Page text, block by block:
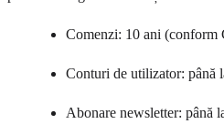
Comenzi: 10 ani (conform
Conturi de utilizator: până
Abonare newsletter: până